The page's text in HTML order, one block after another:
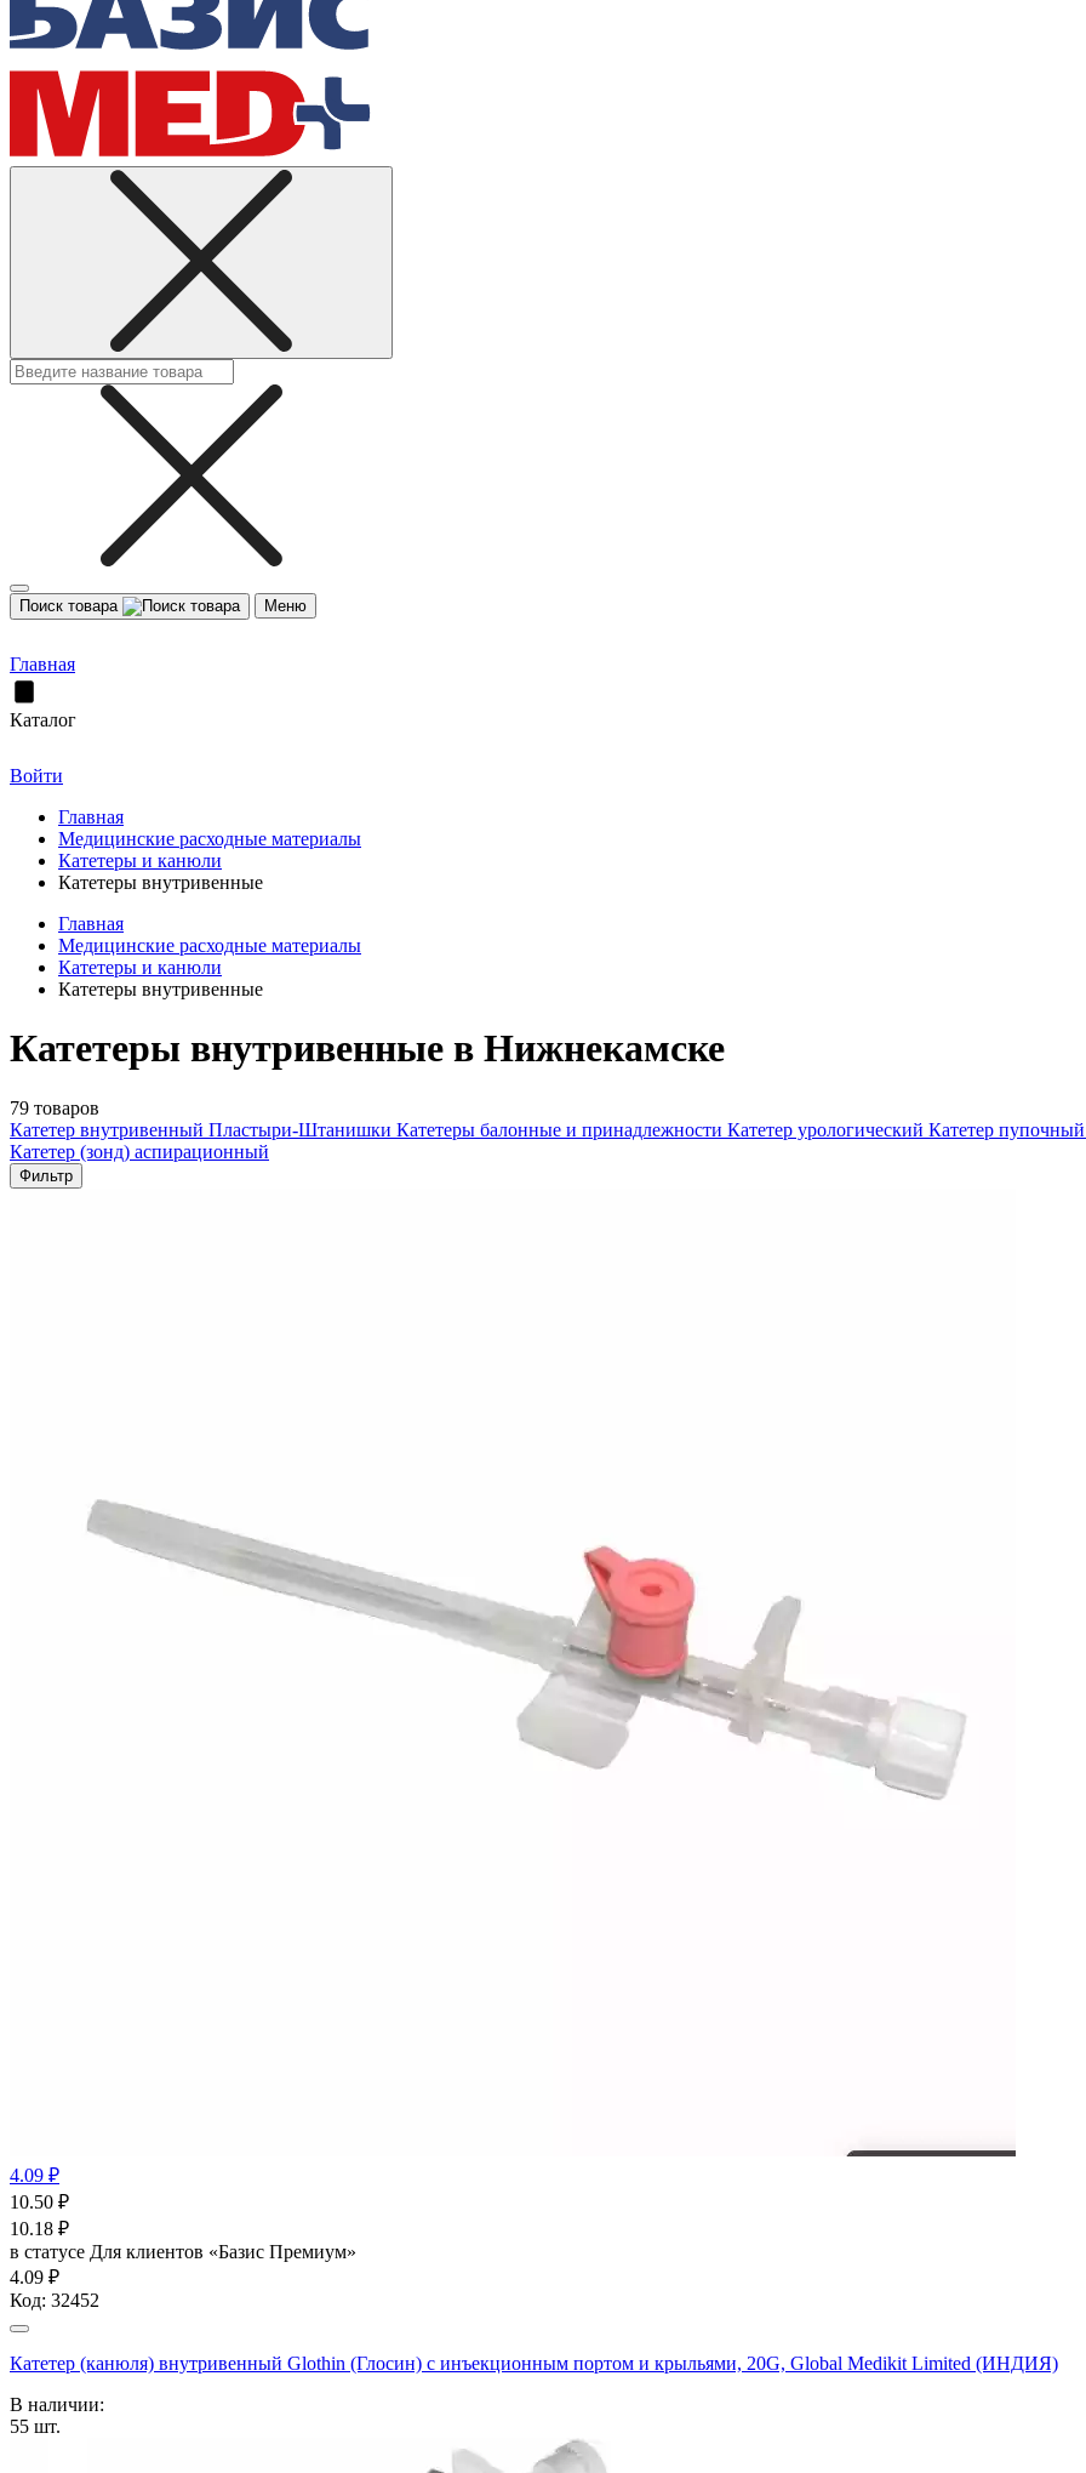
Поиск товара Меню
Главная
Каталог
Войти
Главная
Медицинские расходные материалы
Катетеры и канюли
Катетеры внутривенные
Главная
Медицинские расходные материалы
Катетеры и канюли
Катетеры внутривенные
Катетеры внутривенные в Нижнекамске
79 товаров
Катетер внутривенный Пластыри-Штанишки Катетеры балонные и принадлежности Катетер урологический Катетер пупочный
Катетер (зонд) аспирационный
Фильтр
4.09 ₽
10.50 ₽
10.18 ₽
в статусе Для клиентов «Базис Премиум»
4.09 ₽
Код: 32452
Катетер (канюля) внутривенный Glothin (Глосин) с инъекционным портом и крыльями, 20G, Global Medikit Limited (ИНДИЯ)
В наличии:
55 шт.